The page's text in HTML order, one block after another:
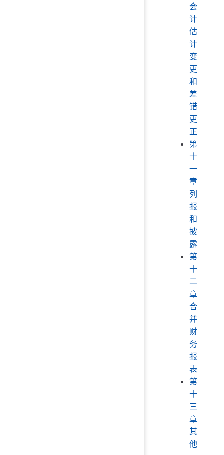
会
计
估
计
变
更
和
差
错
更
正
第
十
一
章
列
报
和
披
露
第
十
二
章
合
并
财
务
报
表
第
十
三
章
其
他